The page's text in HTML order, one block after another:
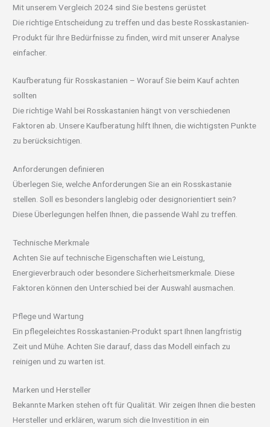
Mit unserem Vergleich 2024 sind Sie bestens gerüstet
Die richtige Entscheidung zu treffen und das beste Rosskastanien-
Produkt für Ihre Bedürfnisse zu finden, wird mit unserer Analyse
einfacher.
Kaufberatung für Rosskastanien – Worauf Sie beim Kauf achten
sollten
Die richtige Wahl bei Rosskastanien hängt von verschiedenen
Faktoren ab. Unsere Kaufberatung hilft Ihnen, die wichtigsten Punkte
zu berücksichtigen.
Anforderungen definieren
Überlegen Sie, welche Anforderungen Sie an ein Rosskastanie
stellen. Soll es besonders langlebig oder designorientiert sein?
Diese Überlegungen helfen Ihnen, die passende Wahl zu treffen.
Technische Merkmale
Achten Sie auf technische Eigenschaften wie Leistung,
Energieverbrauch oder besondere Sicherheitsmerkmale. Diese
Faktoren können den Unterschied bei der Auswahl ausmachen.
Pflege und Wartung
Ein pflegeleichtes Rosskastanien-Produkt spart Ihnen langfristig
Zeit und Mühe. Achten Sie darauf, dass das Modell einfach zu
reinigen und zu warten ist.
Marken und Hersteller
Bekannte Marken stehen oft für Qualität. Wir zeigen Ihnen die besten
Hersteller und erklären, warum sich die Investition in ein